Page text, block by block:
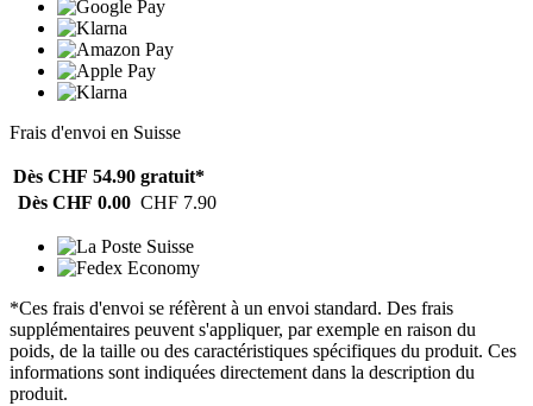
Frais d'envoi en Suisse
Dès CHF 54.90 gratuit*
Dès CHF 0.00 CHF 7.90
*Ces frais d'envoi se réfèrent à un envoi standard. Des frais
supplémentaires peuvent s'appliquer, par exemple en raison du
poids, de la taille ou des caractéristiques spécifiques du produit. Ces
informations sont indiquées directement dans la description du
produit.